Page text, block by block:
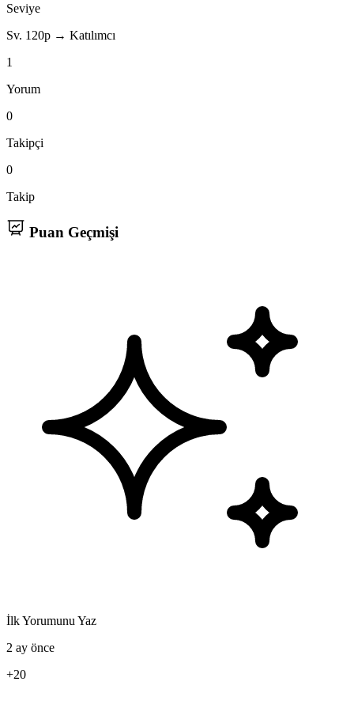
Seviye
Sv. 1 20p → Katılımcı
1
Yorum
0
Takipçi
0
Takip
Puan Geçmişi
İlk Yorumunu Yaz
2 ay önce
+20